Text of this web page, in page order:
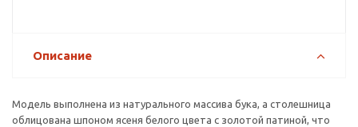
Описание
Модель выполнена из натурального массива бука, а столешница
облицована шпоном ясеня белого цвета с золотой патиной, что